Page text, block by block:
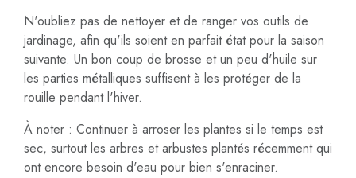
N'oubliez pas de nettoyer et de ranger vos outils de
jardinage, afin qu'ils soient en parfait état pour la saison
suivante. Un bon coup de brosse et un peu d'huile sur
les parties métalliques suffisent à les protéger de la
rouille pendant l'hiver.
À noter : Continuer à arroser les plantes si le temps est
sec, surtout les arbres et arbustes plantés récemment qui
ont encore besoin d'eau pour bien s'enraciner.